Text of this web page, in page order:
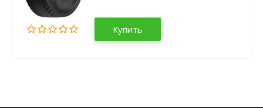
Купить